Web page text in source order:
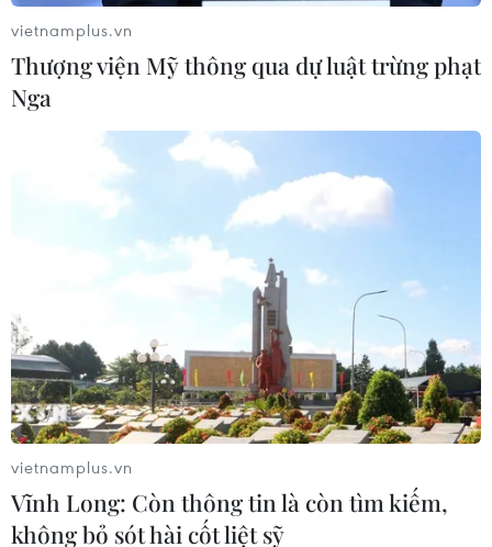
nhất trong lịch sử sau khi Manchester City bỏ ra 49 triệu
bảng để mang anh về sân Etihad.
vietnamplus.vn
Thượng viện Mỹ thông qua dự luật trừng phạt
Nga
vietnamplus.vn
Vĩnh Long: Còn thông tin là còn tìm kiếm,
không bỏ sót hài cốt liệt sỹ